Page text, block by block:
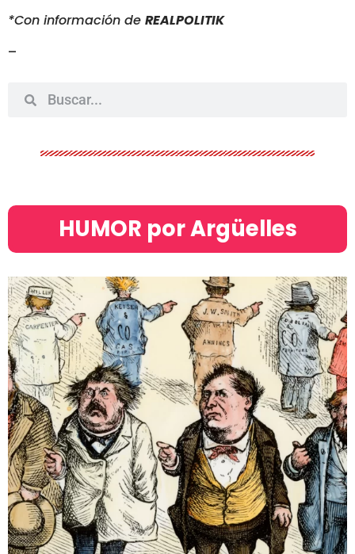
*Con información de REALPOLITIK
–
HUMOR por Argüelles​